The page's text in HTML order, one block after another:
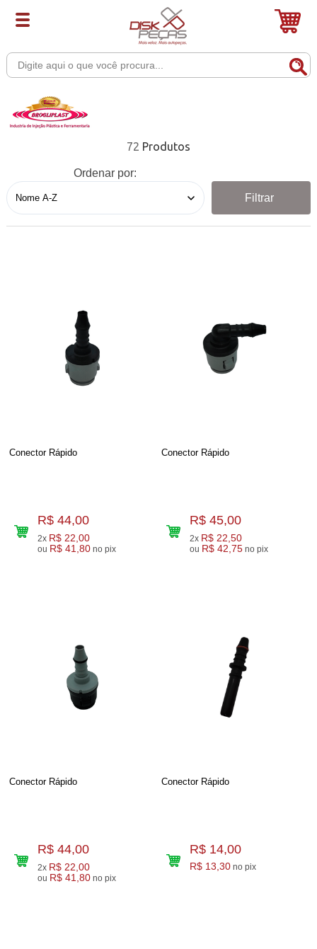
72
Ordenar por:
Filtrar
Conector Rápido
R$ 44,00
2x R$ 22,00
ou R$ 41,80 no pix
Conector Rápido
R$ 45,00
2x R$ 22,50
ou R$ 42,75 no pix
Conector Rápido
R$ 44,00
2x R$ 22,00
ou R$ 41,80 no pix
Conector Rápido
R$ 14,00
R$ 13,30 no pix